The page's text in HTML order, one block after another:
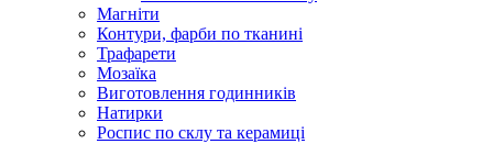
Магніти
Контури, фарби по тканині
Трафарети
Мозаїка
Виготовлення годинників
Натирки
Роспис по склу та керамиці